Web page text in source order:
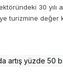
30 yılı
turizmine değer